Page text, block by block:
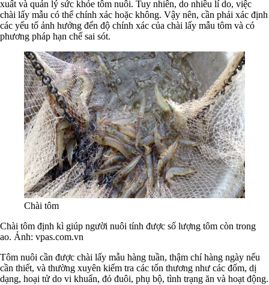
xuất và quản lý sức khỏe tôm nuôi. Tuy nhiên, do nhiều lí do, việc
chài lấy mẫu có thể chính xác hoặc không. Vậy nên, cần phải xác định
các yếu tố ảnh hưởng đến độ chính xác của chài lấy mẫu tôm và có
phương pháp hạn chế sai sót.
Chài tôm
Chài tôm định kì giúp người nuôi tính được số lượng tôm còn trong
ao. Ảnh: vpas.com.vn
Tôm nuôi cần được chài lấy mẫu hàng tuần, thậm chí hàng ngày nếu
cần thiết, và thường xuyên kiểm tra các tổn thương như các đốm, dị
dạng, hoại tử do vi khuẩn, đỏ đuôi, phụ bộ, tình trạng ăn và hoạt động.